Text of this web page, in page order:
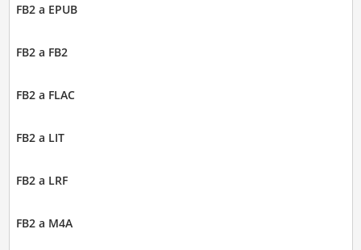
FB2 a EPUB
FB2 a FB2
FB2 a FLAC
FB2 a LIT
FB2 a LRF
FB2 a M4A